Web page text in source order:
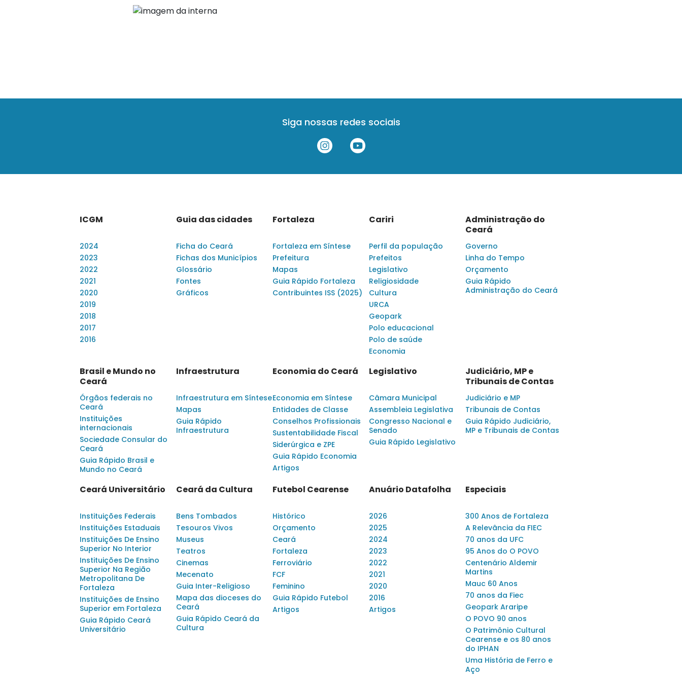
Siga nossas redes sociais
ICGM
2024
2023
2022
2021
2020
2019
2018
2017
2016
Guia das cidades
Ficha do Ceará
Fichas dos Municípios
Glossário
Fontes
Gráficos
Fortaleza
Fortaleza em Síntese
Prefeitura
Mapas
Guia Rápido Fortaleza
Contribuintes ISS (2025)
Cariri
Perfil da população
Prefeitos
Legislativo
Religiosidade
Cultura
URCA
Geopark
Polo educacional
Polo de saúde
Economia
Administração do
Ceará
Governo
Linha do Tempo
Orçamento
Guia Rápido
Administração do Ceará
Brasil e Mundo no
Ceará
Órgãos federais no
Ceará
Instituições
internacionais
Sociedade Consular do
Ceará
Guia Rápido Brasil e
Mundo no Ceará
Infraestrutura
Infraestrutura em Síntese
Mapas
Guia Rápido
Infraestrutura
Economia do Ceará
Economia em Síntese
Entidades de Classe
Conselhos Profissionais
Sustentabilidade Fiscal
Siderúrgica e ZPE
Guia Rápido Economia
Artigos
Legislativo
Câmara Municipal
Assembleia Legislativa
Congresso Nacional e
Senado
Guia Rápido Legislativo
Judiciário, MP e
Tribunais de Contas
Judiciário e MP
Tribunais de Contas
Guia Rápido Judiciário,
MP e Tribunais de Contas
Ceará Universitário
Instituições Federais
Instituições Estaduais
Instituições De Ensino
Superior No Interior
Instituições De Ensino
Superior Na Região
Metropolitana De
Fortaleza
Instituições de Ensino
Superior em Fortaleza
Guia Rápido Ceará
Universitário
Ceará da Cultura
Bens Tombados
Tesouros Vivos
Museus
Teatros
Cinemas
Mecenato
Guia Inter-Religioso
Mapa das dioceses do
Ceará
Guia Rápido Ceará da
Cultura
Futebol Cearense
Histórico
Orçamento
Ceará
Fortaleza
Ferroviário
FCF
Feminino
Guia Rápido Futebol
Artigos
Anuário Datafolha
2026
2025
2024
2023
2022
2021
2020
2016
Artigos
Especiais
300 Anos de Fortaleza
A Relevância da FIEC
70 anos da UFC
95 Anos do O POVO
Centenário Aldemir
Martins
Mauc 60 Anos
70 anos da Fiec
Geopark Araripe
O POVO 90 anos
O Patrimônio Cultural
Cearense e os 80 anos
do IPHAN
Uma História de Ferro e
Aço